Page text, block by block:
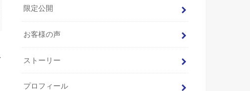
限定公開
お客様の声
ストーリー
プロフィール